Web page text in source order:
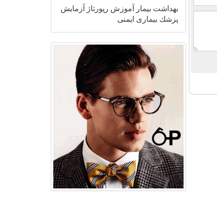
بهداشت بیمار آموزش رپورتاژ
آزمایش
پزشك بیماری ایمنی